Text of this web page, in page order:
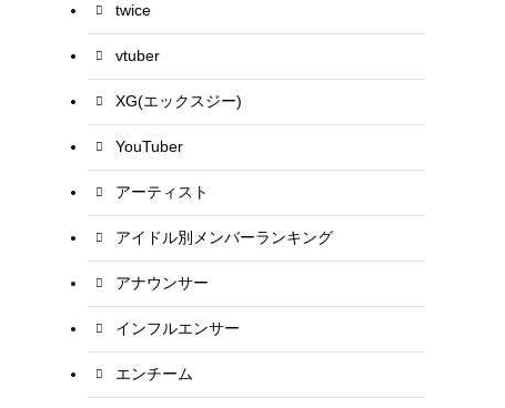
twice
vtuber
XG(エックスジー)
YouTuber
アーティスト
アイドル別メンバーランキング
アナウンサー
インフルエンサー
エンチーム